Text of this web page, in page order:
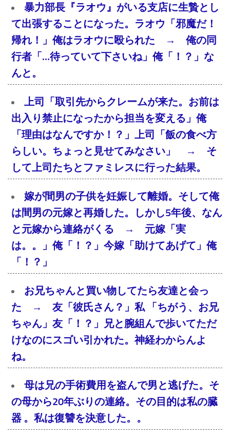
暴力部長『ラオウ』がいる支店に生贄とし
て出張することになった。ラオウ「邪魔だ！
帰れ！」俺はラオウに殴られた → 俺の同
行者「…待っていて下さいね」俺「！？」な
んと。
上司「取引先からクレームが来た。お前は
出入り禁止になったから担当を変える」俺
「理由はなんですか！？」上司「飯の食べ方
らしい。ちょっと見せてみなさい」 → そ
して上司たちとファミレスに行った結果。
嫁が間男の子供を妊娠して離婚。そして俺
は間男の元嫁と再婚した。しかし5年後、なん
と元嫁から連絡がくる → 元嫁「実
は。。」俺「！？」今嫁「助けてあげて」俺
「！？」
お兄ちゃんと買い物してたら友達と会っ
た → 友「彼氏さん？」私 「ちがう、お兄
ちゃん」友「！？」兄と腕組んで歩いてただ
けなのにスゴい引かれた。神経わからんよ
ね。
母は兄の手術費用を盗んで男と逃げた。そ
の母から20年ぶりの連絡。その目的は私の臓
器 。私は復讐を決意した。。